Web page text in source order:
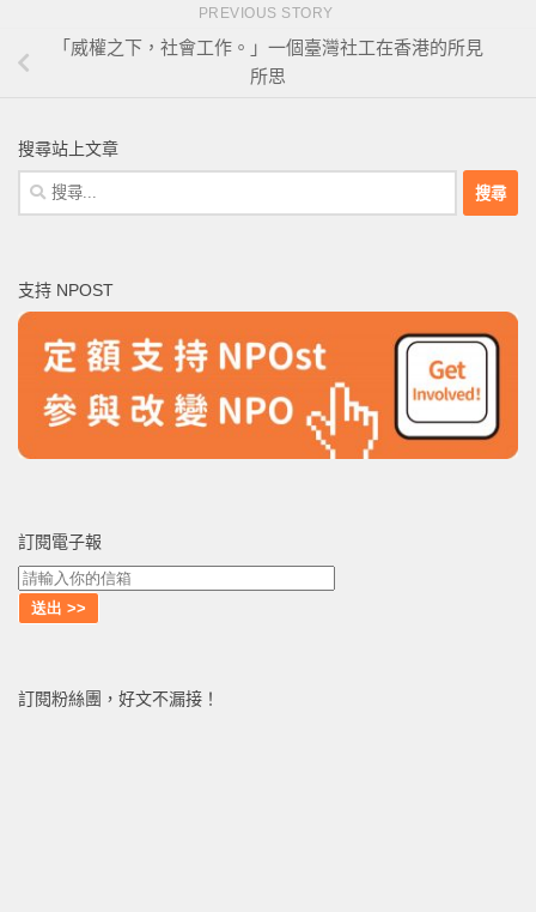
PREVIOUS STORY
「威權之下，社會工作。」一個臺灣社工在香港的所見
所思
搜尋站上文章
搜
尋
字:
支持 NPOST
訂閱電子報
訂閱粉絲團，好文不漏接！